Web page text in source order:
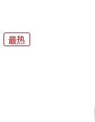
最热